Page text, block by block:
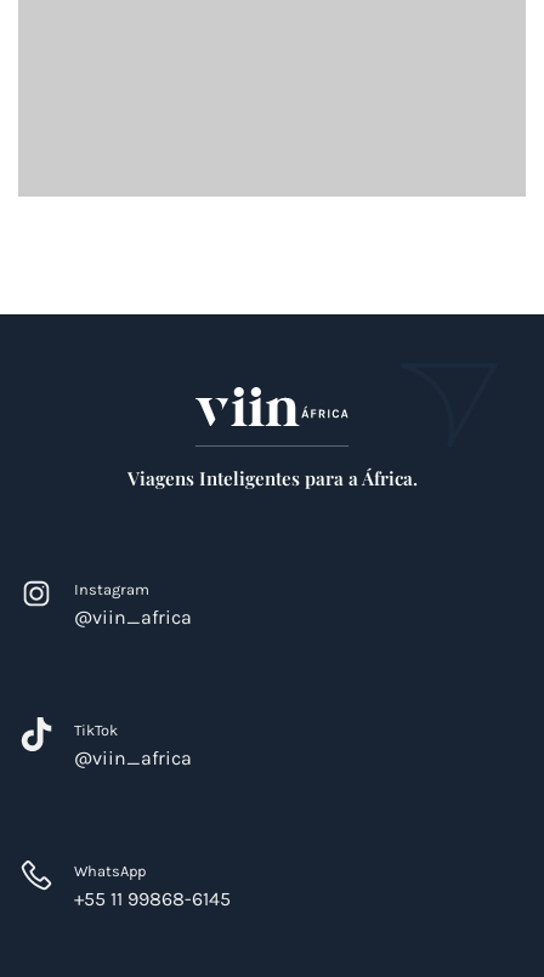
Viagens Inteligentes para a África.
Instagram
@viin_africa
TikTok
@viin_africa
WhatsApp
+55 11 99868-6145